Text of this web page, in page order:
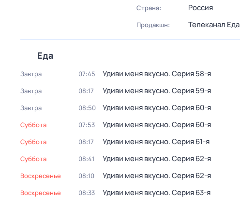
Страна: Россия
Продакшн: Телеканал Еда
Еда
Завтра 07:45 Удиви меня вкусно. Серия 58-я
Завтра 08:17 Удиви меня вкусно. Серия 59-я
Завтра 08:50 Удиви меня вкусно. Серия 60-я
суббота 07:53 Удиви меня вкусно. Серия 60-я
суббота 08:17 Удиви меня вкусно. Серия 61-я
суббота 08:41 Удиви меня вкусно. Серия 62-я
воскресенье 08:10 Удиви меня вкусно. Серия 62-я
воскресенье 08:33 Удиви меня вкусно. Серия 63-я